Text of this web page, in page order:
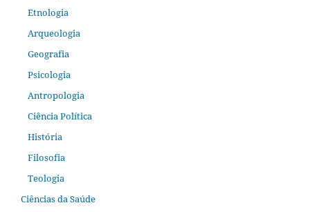
Etnologia
Arqueologia
Geografia
Psicologia
Antropologia
Ciência Política
História
Filosofia
Teologia
Ciências da Saúde